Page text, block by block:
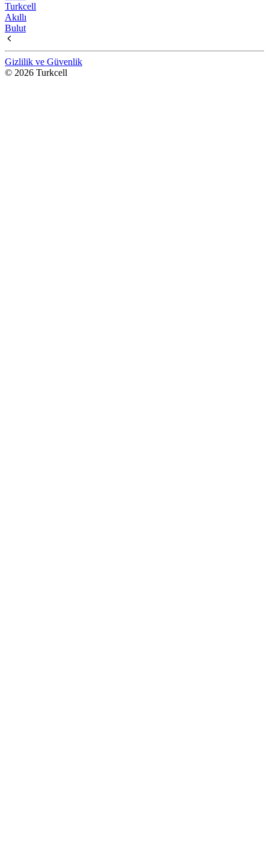
Turkcell
Akıllı
Bulut
Gizlilik ve Güvenlik
© 2026 Turkcell